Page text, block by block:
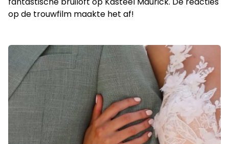
op de trouwfilm maakte het af!